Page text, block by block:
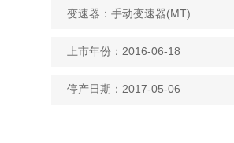
变速器：手动变速器(MT)
上市年份：2016-06-18
停产日期：2017-05-06